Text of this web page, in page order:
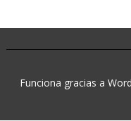
Funciona gracias a